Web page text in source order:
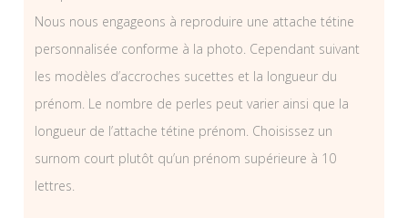
Nous nous engageons à reproduire une attache tétine
personnalisée conforme à la photo. Cependant suivant
les modèles d’accroches sucettes et la longueur du
prénom. Le nombre de perles peut varier ainsi que la
longueur de l’attache tétine prénom. Choisissez un
surnom court plutôt qu’un prénom supérieure à 10
lettres.